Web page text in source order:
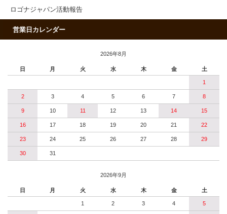
ロゴナジャパン活動報告
営業日カレンダー
2026年8月
日 月 火 水 木 金 土
1
2 3 4 5 6 7 8
9 10 11 12 13 14 15
16 17 18 19 20 21 22
23 24 25 26 27 28 29
30 31
2026年9月
日 月 火 水 木 金 土
1 2 3 4 5